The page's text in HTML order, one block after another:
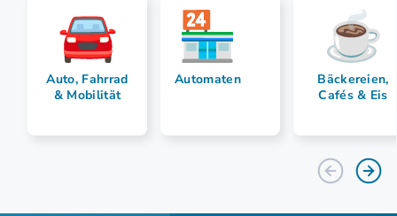
Auto, Fahrrad
& Mobilität
Automaten
Bäckereien,
Cafés & Eis